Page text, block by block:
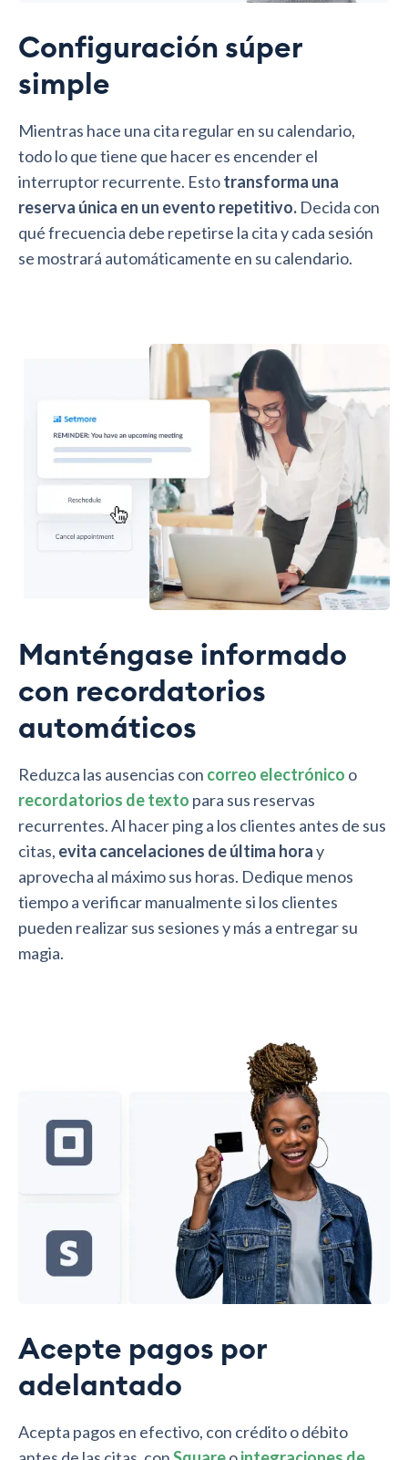
Configuración súper
simple
Mientras hace una cita regular en su calendario,
todo lo que tiene que hacer es encender el
interruptor recurrente. Estotransforma una
reserva única en un evento repetitivo. Decida con
qué frecuencia debe repetirse la cita y cada sesión
se mostrará automáticamente en su calendario.
Manténgase informado
con recordatorios
automáticos
Reduzca las ausencias con correo electrónico o
recordatorios de texto para sus reservas
recurrentes. Al hacer ping a los clientes antes de sus
citas, evita cancelaciones de última horay
aprovecha al máximo sus horas. Dedique menos
tiempo a verificar manualmente si los clientes
pueden realizar sus sesiones y más a entregar su
magia.
Acepte pagos por
adelantado
Acepta pagos en efectivo, con crédito o débito